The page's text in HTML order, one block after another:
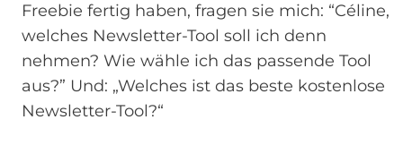
Freebie fertig haben, fragen sie mich: “Céline,
welches Newsletter-Tool soll ich denn
nehmen? Wie wähle ich das passende Tool
aus?” Und: „Welches ist das beste kostenlose
Newsletter-Tool?“